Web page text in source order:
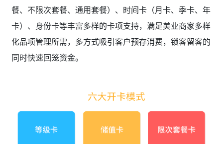
餐、不限次套餐、通用套餐）、时间卡（月卡、季卡、年
卡）、身份卡等丰富多样的卡项支持，满足美业商家多样
化品项管理所需，多方式吸引客户预存消费，锁客留客的
同时快速回笼资金。